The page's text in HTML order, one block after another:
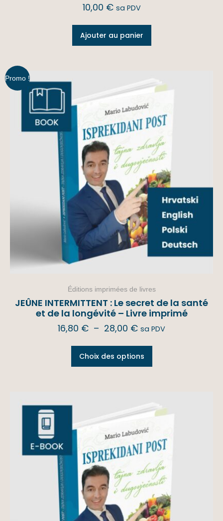
10,00 € sa PDV
Ajouter au panier
Promo !
Éditions imprimées de livres
JEÛNE INTERMITTENT : Le secret de la santé
et de la longévité – Livre imprimé
16,80 € – 28,00 € sa PDV
Choix des options